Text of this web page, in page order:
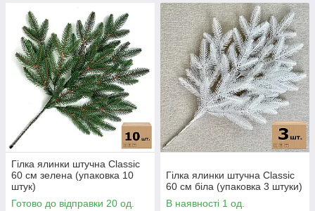
Гілка ялинки штучна Classic
60 см зелена (упаковка 10
штук)
Готово до відправки 20 од.
Гілка ялинки штучна Classic
60 см біла (упаковка 3 штуки)
В наявності 1 од.